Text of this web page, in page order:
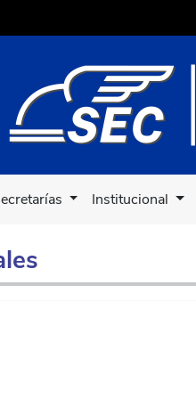
Institucional